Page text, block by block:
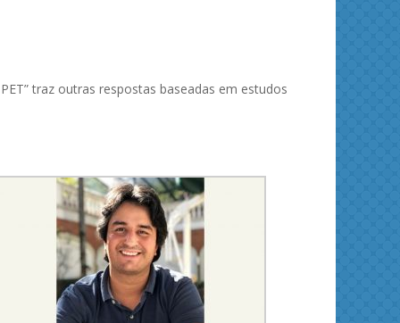
traz outras respostas baseadas em estudos